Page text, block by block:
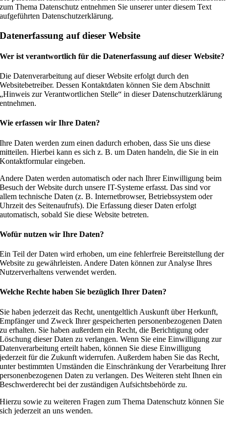
zum Thema Datenschutz entnehmen Sie unserer unter diesem Text
aufgeführten Datenschutzerklärung.
Datenerfassung auf dieser Website
Wer ist verantwortlich für die Datenerfassung auf dieser Website?
Die Datenverarbeitung auf dieser Website erfolgt durch den
Websitebetreiber. Dessen Kontaktdaten können Sie dem Abschnitt
„Hinweis zur Verantwortlichen Stelle“ in dieser Datenschutzerklärung
entnehmen.
Wie erfassen wir Ihre Daten?
Ihre Daten werden zum einen dadurch erhoben, dass Sie uns diese
mitteilen. Hierbei kann es sich z. B. um Daten handeln, die Sie in ein
Kontaktformular eingeben.
Andere Daten werden automatisch oder nach Ihrer Einwilligung beim
Besuch der Website durch unsere IT-Systeme erfasst. Das sind vor
allem technische Daten (z. B. Internetbrowser, Betriebssystem oder
Uhrzeit des Seitenaufrufs). Die Erfassung dieser Daten erfolgt
automatisch, sobald Sie diese Website betreten.
Wofür nutzen wir Ihre Daten?
Ein Teil der Daten wird erhoben, um eine fehlerfreie Bereitstellung der
Website zu gewährleisten. Andere Daten können zur Analyse Ihres
Nutzerverhaltens verwendet werden.
Welche Rechte haben Sie bezüglich Ihrer Daten?
Sie haben jederzeit das Recht, unentgeltlich Auskunft über Herkunft,
Empfänger und Zweck Ihrer gespeicherten personenbezogenen Daten
zu erhalten. Sie haben außerdem ein Recht, die Berichtigung oder
Löschung dieser Daten zu verlangen. Wenn Sie eine Einwilligung zur
Datenverarbeitung erteilt haben, können Sie diese Einwilligung
jederzeit für die Zukunft widerrufen. Außerdem haben Sie das Recht,
unter bestimmten Umständen die Einschränkung der Verarbeitung Ihrer
personenbezogenen Daten zu verlangen. Des Weiteren steht Ihnen ein
Beschwerderecht bei der zuständigen Aufsichtsbehörde zu.
Hierzu sowie zu weiteren Fragen zum Thema Datenschutz können Sie
sich jederzeit an uns wenden.